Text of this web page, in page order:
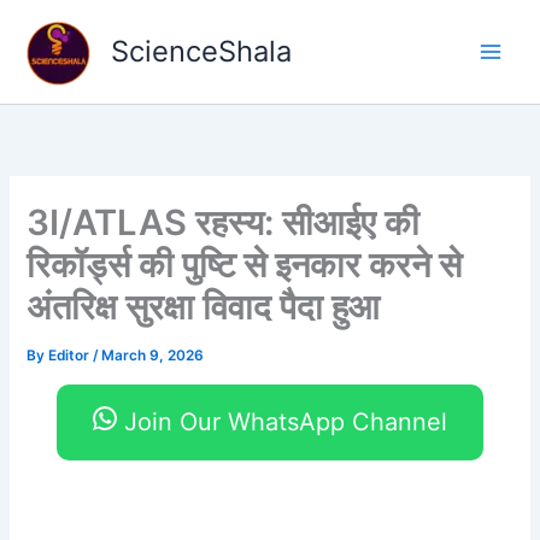
content
ScienceShala
3I/ATLAS रहस्य: सीआईए की
रिकॉर्ड्स की पुष्टि से इनकार करने से
अंतरिक्ष सुरक्षा विवाद पैदा हुआ
By Editor/ March 9, 2026
Join Our WhatsApp Channel